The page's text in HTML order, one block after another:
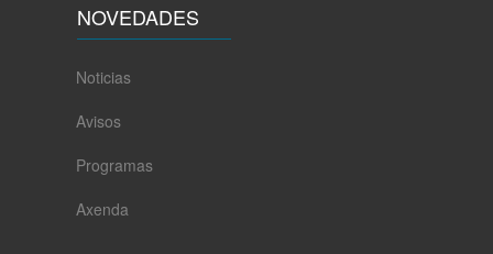
NOVEDADES
Noticias
Avisos
Programas
Axenda